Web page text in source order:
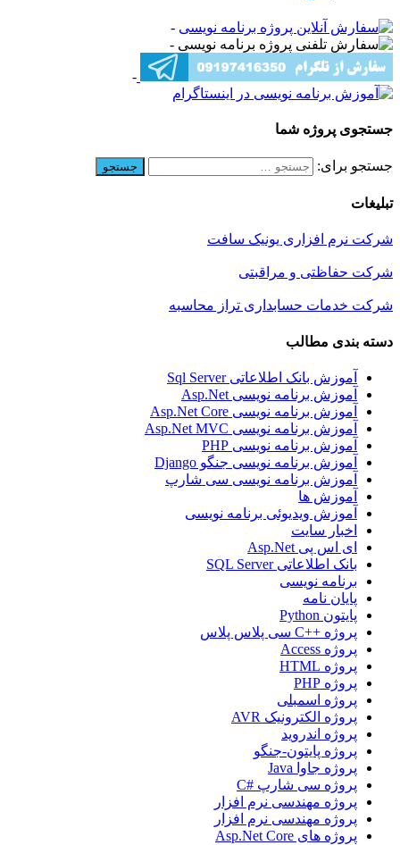
-
-
-
جستجوی پروژه شما
جستجو برای:
تبلیغات
شرکت نرم افزاری یونیک سافت
شرکت حفاظتی و مراقبتی
شرکت خدمات حسابداری تراز محاسبه
دسته بندی مطالب
آموزش بانک اطلاعاتی Sql Server
آموزش برنامه نویسی Asp.Net
آموزش برنامه نویسی Asp.Net Core
آموزش برنامه نویسی Asp.Net MVC
آموزش برنامه نویسی PHP
آموزش برنامه نویسی جنگو Django
آموزش برنامه نویسی سی شارپ
آموزش ها
آموزش ویدیوئی برنامه نویسی
اخبار سایت
ای اس پی Asp.Net
بانک اطلاعاتی SQL Server
برنامه نویسی
پایان نامه
پایتون Python
پروژه ++C سی پلاس پلاس
پروژه Access
پروژه HTML
پروژه PHP
پروژه اسمبلی
پروژه الکترونیک AVR
پروژه اندروید
پروژه پایتون-جنگو
پروژه جاوا Java
پروژه سی شارپ #C
پروژه مهندسی نرم افزار
پروژه مهندسی نرم افزار
پروژه های Asp.Net Core